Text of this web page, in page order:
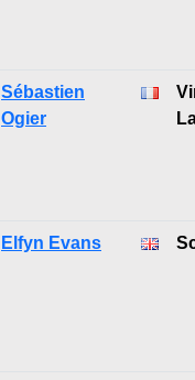
Sébastien
Ogier
Elfyn Evans